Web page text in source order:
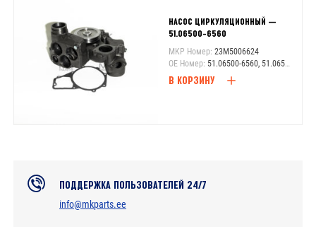
НАСОС ЦИРКУЛЯЦИОННЫЙ —
51.06500-6560
MKP Номер: 23M5006624
OE Номер: 51.06500-6560, 51.06500-6624, 51.06500-9624
В КОРЗИНУ
ПОДДЕРЖКА ПОЛЬЗОВАТЕЛЕЙ 24/7
info@mkparts.ee